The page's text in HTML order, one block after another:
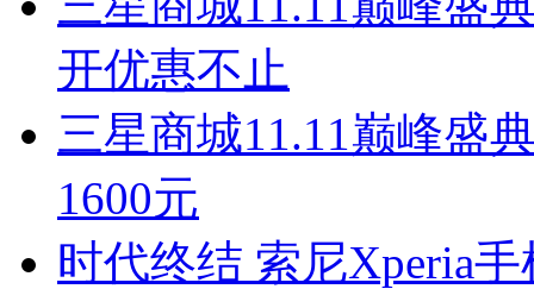
开优惠不止
三星商城11.11巅峰盛
1600元
时代终结 索尼Xperia